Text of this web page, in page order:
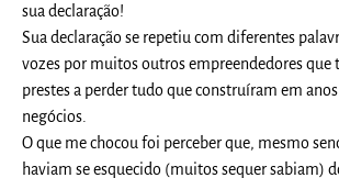
sua declaração!
Sua declaração se repetiu com diferentes
vozes por muitos outros empreendedores que
prestes a perder tudo que construíram em
negócios.
O que me chocou foi perceber que, mesmo
haviam se esquecido (muitos sequer sabiam)